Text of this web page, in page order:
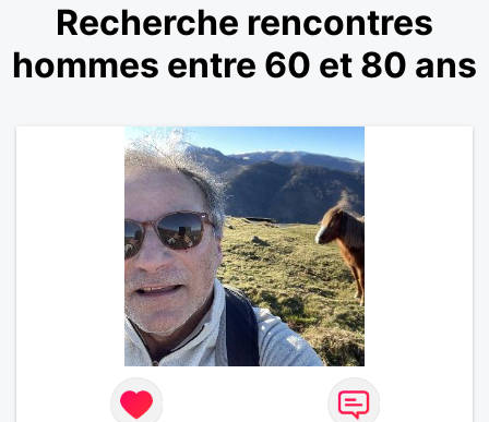
Recherche rencontres
hommes entre 60 et 80 ans